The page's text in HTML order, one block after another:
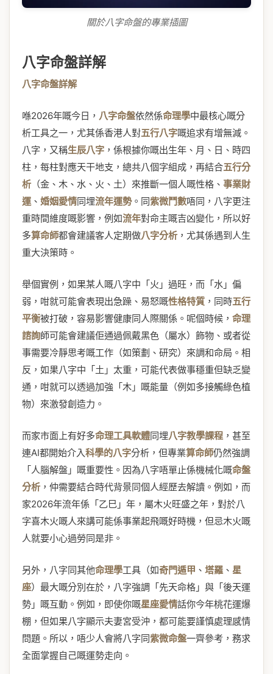
關於八字命盤的專業插圖
八字命盤詳解
八字命盤詳解
喺2026年嘅今日， 八字命盤依然係命理學中最核心嘅分
析工具之一，尤其係香港人對五行八字嘅追求有增無減。
八字，又稱生辰八字 ，係根據你嘅出生年、月、日、時四
柱，每柱對應天干地支，總共八個字組成，再結合五行分
析 （金、木、水、火、土）來推斷一個人嘅性格、 事業財
運 、 婚姻愛情同埋流年運勢。同紫微鬥數唔同，八字更注
重時間維度嘅影響，例如流年對命主嘅吉凶變化，所以好
多算命師都會建議客人定期做八字分析 ，尤其係遇到人生
重大決策時。
舉個實例，如果某人嘅八字中「火」過旺，而「水」偏
弱，咁就可能會表現出急躁、易怒嘅性格特質 ，同時五行
平衡被打破，容易影響健康同人際關係。呢個時候， 命理
諮詢師可能會建議佢通過佩戴黑色（屬水）飾物、或者從
事需要冷靜思考嘅工作（如策劃、研究）來調和命局。相
反，如果八字中「土」太重，可能代表做事穩重但缺乏變
通，咁就可以透過加強「木」嘅能量（例如多接觸綠色植
物）來激發創造力。
而家市面上有好多命理工具軟體同埋八字教學課程 ，甚至
連AI都開始介入科學的八字分析，但專業算命師仍然強調
「人腦解盤」嘅重要性。因為八字唔單止係機械化嘅命盤
分析 ，仲需要結合時代背景同個人經歷去解讀。例如，而
家2026年流年係「乙巳」年，屬木火旺盛之年，對於八
字喜木火嘅人來講可能係事業起飛嘅好時機，但忌木火嘅
人就要小心過勞同是非。
另外，八字同其他命理學工具（如奇門遁甲 、 塔羅 、 星
座）最大嘅分別在於，八字強調「先天命格」與「後天運
勢」嘅互動。例如，即使你嘅星座愛情話你今年桃花運爆
棚，但如果八字顯示夫妻宮受沖，都可能要謹慎處理感情
問題。所以，唔少人會將八字同紫微命盤一齊參考，務求
全面掌握自己嘅運勢走向。